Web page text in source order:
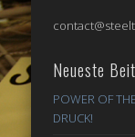
Neueste
POWER OF
DRUCK!